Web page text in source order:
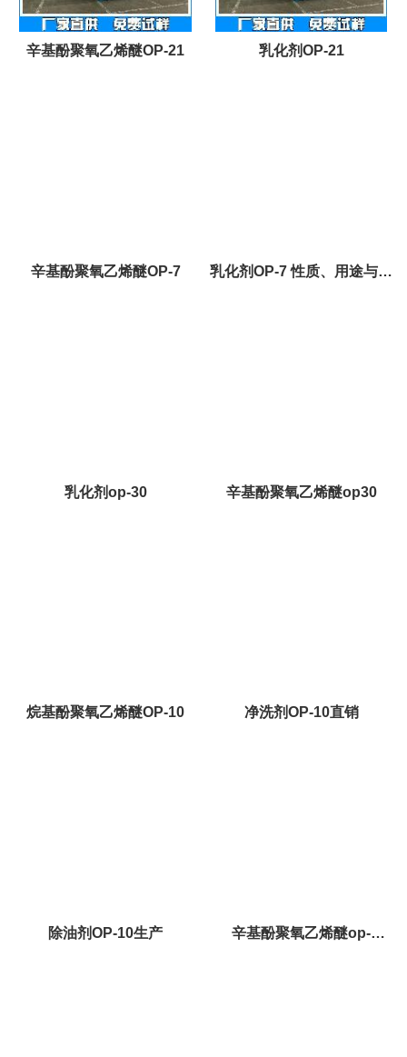
辛基酚聚氧乙烯醚OP-21 乳化剂OP-21
辛基酚聚氧乙烯醚OP-7 乳化剂OP-7 性质、用途与生
乳化剂op-30 辛基酚聚氧乙烯醚op30
烷基酚聚氧乙烯醚OP-10 净洗剂OP-10直销
除油剂OP-10生产 辛基酚聚氧乙烯醚op-